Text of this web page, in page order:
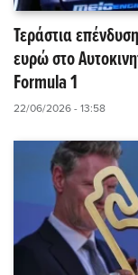
Τεράστια
ευρώ στο Αυτοκινητοδρόμιο της Πάτρας και το πλάνο για
Formula 1
22/06/2026 - 13:58